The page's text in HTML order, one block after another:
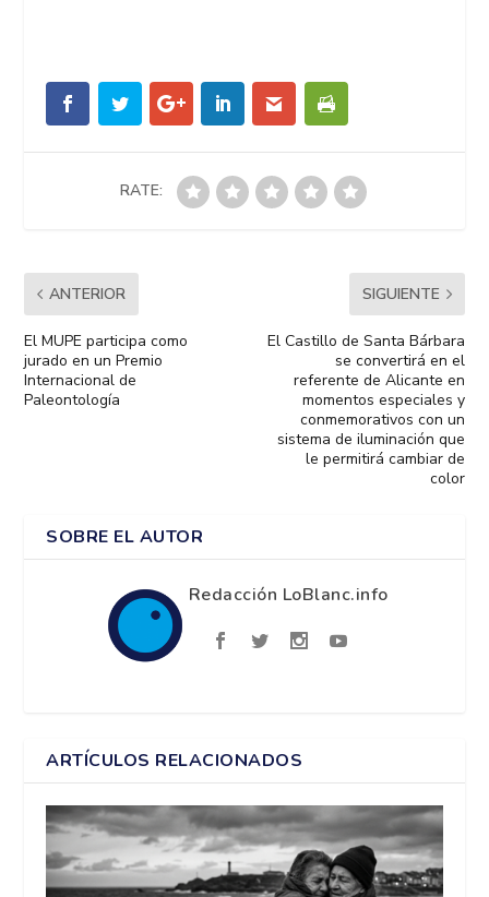
RATE:
ANTERIOR
El MUPE participa como
jurado en un Premio
Internacional de
Paleontología
SIGUIENTE
El Castillo de Santa Bárbara
se convertirá en el
referente de Alicante en
momentos especiales y
conmemorativos con un
sistema de iluminación que
le permitirá cambiar de
color
SOBRE EL AUTOR
Redacción LoBlanc.info
ARTÍCULOS RELACIONADOS